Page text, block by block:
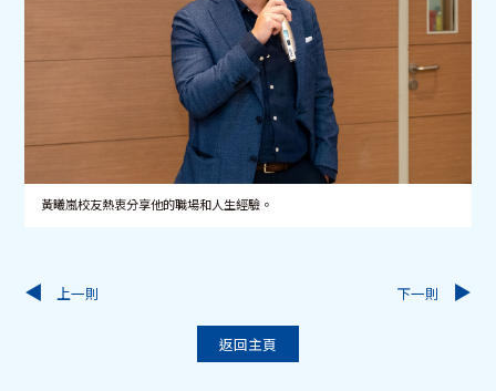
黃曦嵐校友熱衷分享他的職場和人生經驗。
上一則
返回主頁
下一則